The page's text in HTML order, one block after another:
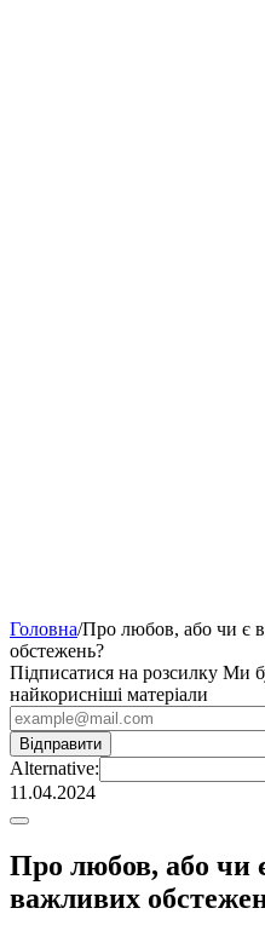
Головна/Про любов, або чи є
обстежень?
Підписатися на розсилку Ми
найкорисніші матеріали
Alternative:
11.04.2024
Про любов, або чи
важливих